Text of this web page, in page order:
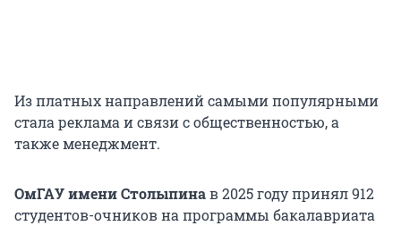
Из платных направлений самыми популярными
стала реклама и связи с общественностью, а
также менеджмент.
ОмГАУ имени Столыпинав 2025 году принял 912
студентов-очников на программы бакалавриата